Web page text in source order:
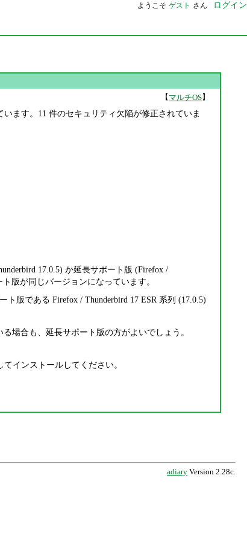
ようこそ ゲスト さん ログイン
【マルチOS】
います。11 件のセキュリティ欠陥が修正されていま
17.0.5) か延長サポート版 (Firefox /
版が同じバージョンになっています。
版である Firefox / Thunderbird 17 ESR 系列 (17.0.5)
場合も、延長サポート版の方がよいでしょう。
インストールしてください。
adiary Version 2.28c.